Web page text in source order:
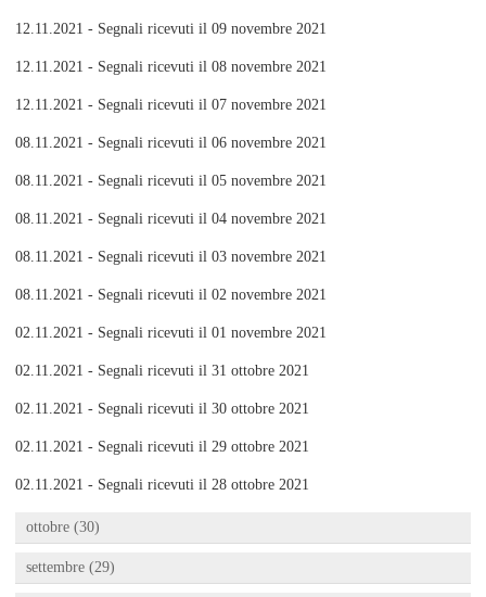
12.11.2021 - Segnali ricevuti il 09 novembre 2021
12.11.2021 - Segnali ricevuti il 08 novembre 2021
12.11.2021 - Segnali ricevuti il 07 novembre 2021
08.11.2021 - Segnali ricevuti il 06 novembre 2021
08.11.2021 - Segnali ricevuti il 05 novembre 2021
08.11.2021 - Segnali ricevuti il 04 novembre 2021
08.11.2021 - Segnali ricevuti il 03 novembre 2021
08.11.2021 - Segnali ricevuti il 02 novembre 2021
02.11.2021 - Segnali ricevuti il 01 novembre 2021
02.11.2021 - Segnali ricevuti il 31 ottobre 2021
02.11.2021 - Segnali ricevuti il 30 ottobre 2021
02.11.2021 - Segnali ricevuti il 29 ottobre 2021
02.11.2021 - Segnali ricevuti il 28 ottobre 2021
ottobre (30)
settembre (29)